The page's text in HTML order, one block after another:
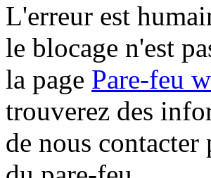
L'erreur est
le blocage n'est
la page Pare-feu
trouverez des
de nous contacter